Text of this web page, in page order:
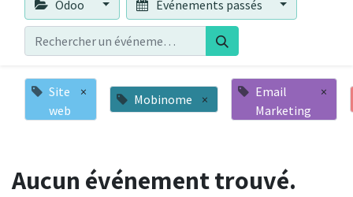
Odoo Événements passés
Site
web
× Mobinome ×
Email
Marketing
×
Aucun événement trouvé.